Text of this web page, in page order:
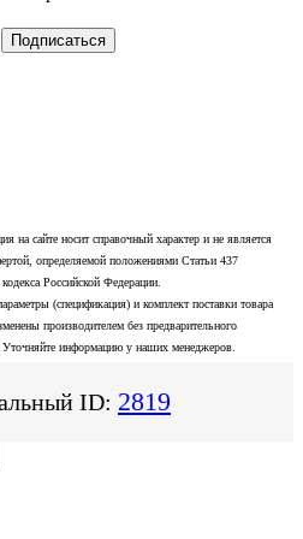
на сайте носит справочный характер и не является
определяемой положениями Статьи 437
Российской Федерации.
(спецификация) и комплект поставки товара
производителем без предварительного
Уточняйте информацию у наших менеджеров.
ID: 2819